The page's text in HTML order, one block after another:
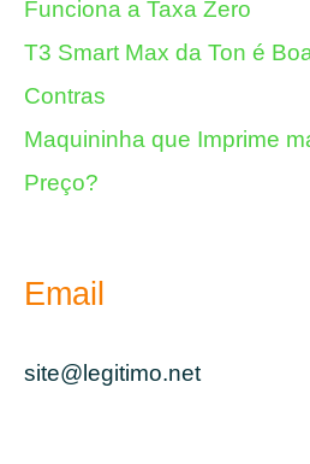
Funciona a Taxa Zero
T3 Smart Max da Ton é
Contras
Maquininha que Imprime
Preço?
Email
site@legitimo.net